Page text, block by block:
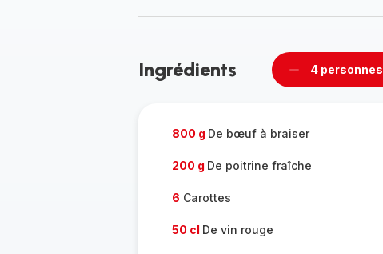
Ingrédients
Supprimer
4 personnes
800 g De bœuf à braiser
200 g De poitrine fraîche
6 Carottes
50 cl De vin rouge